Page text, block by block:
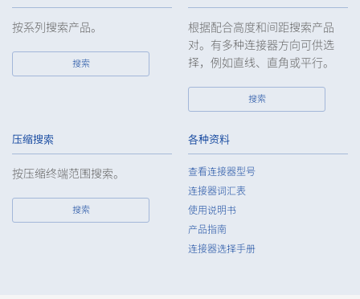
15.75（+0.5/-0.5mm）
15.75（+0.5/-0.5mm）
按系列搜索产品。
搜索
根据配合高度和间距搜索产品
对。有多种连接器方向可供选
择，例如直线、直角或平行。
搜索
压缩搜索
按压缩终端范围搜索。
搜索
各种资料
查看连接器型号
连接器词汇表
使用说明书
产品指南
连接器选择手册